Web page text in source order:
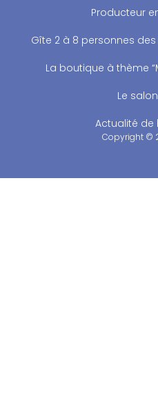
Producteur
Gîte 2 à 8 personnes
La boutique à thème
Le
Actualité de
Copyright ©